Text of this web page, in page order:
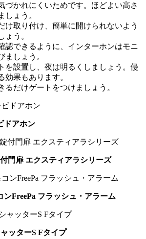
づかれにくいためです。ほどよい高さ
しょう。
け取り付け、簡単に開けられないよう
ょう。
認できるように、インターホンはモニ
ましょう。
を設置し、夜は明るくしましょう。侵
効果もあります。
るだけゲートをつけましょう。
ドアホン
門扉 エクスティアラシリーズ
ンFreePa フラッシュ・アラーム
ッターS Fタイプ